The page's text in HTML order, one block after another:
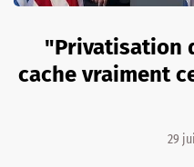
"Privatisation
cache vraiment
29